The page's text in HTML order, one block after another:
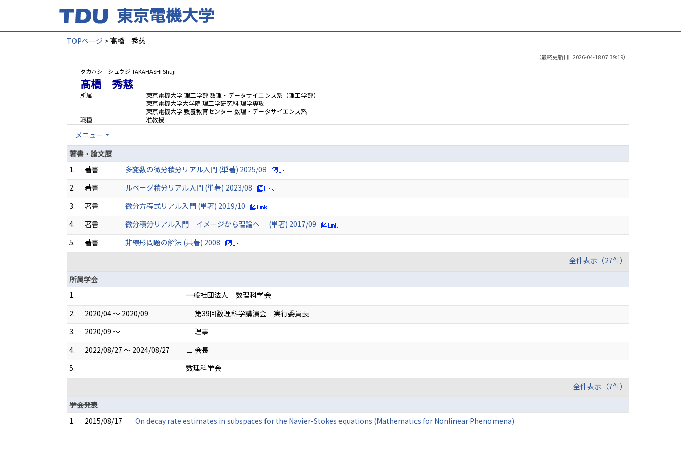
TOPページ > 髙橋 秀慈
（最終更新日 : 2026-04-18 07:39:19）
タカハシ シュウジTAKAHASHI Shuji
髙橋 秀慈
所属
東京電機大学 理工学部 数理・データサイエンス系（理工学部）
東京電機大学大学院 理工学研究科 理学専攻
東京電機大学 教養教育センター 数理・データサイエンス系
職種
准教授
メニュー
著書・論文歴
1.
著書
多変数の微分積分リアル入門 (単著) 2025/08
2.
著書
ルベーグ積分リアル入門 (単著) 2023/08
3.
著書
微分方程式リアル入門 (単著) 2019/10
4.
著書
微分積分リアル入門－イメージから理論へ－ (単著) 2017/09
5.
著書
非線形問題の解法 (共著) 2008
全件表示（27件）
所属学会
1.
一般社団法人 数理科学会
2.
2020/04 ～ 2020/09
∟ 第39回数理科学講演会 実行委員長
3.
2020/09 ～
∟ 理事
4.
2022/08/27 ～ 2024/08/27
∟ 会長
5.
数理科学会
全件表示（7件）
学会発表
1.
2015/08/17 On decay rate estimates in subspaces for the Navier-Stokes equations (Mathematics for Nonlinear Phenomena)